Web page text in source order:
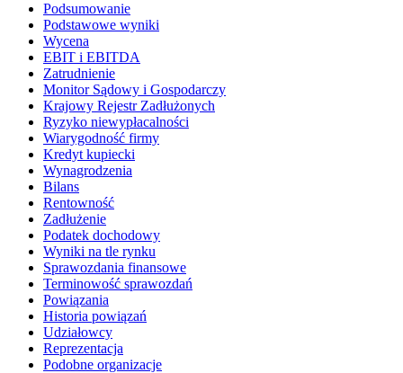
Podsumowanie
Podstawowe wyniki
Wycena
EBIT i EBITDA
Zatrudnienie
Monitor Sądowy i Gospodarczy
Krajowy Rejestr Zadłużonych
Ryzyko niewypłacalności
Wiarygodność firmy
Kredyt kupiecki
Wynagrodzenia
Bilans
Rentowność
Zadłużenie
Podatek dochodowy
Wyniki na tle rynku
Sprawozdania finansowe
Terminowość sprawozdań
Powiązania
Historia powiązań
Udziałowcy
Reprezentacja
Podobne organizacje